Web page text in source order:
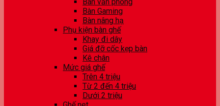
Bàn Gaming
Bàn nâng hạ
Phụ kiện bàn ghế
Khay đi dây
Giá đỡ cốc kẹp bàn
Kê chân
Mức giá ghế
Trên 4 triệu
Từ 2 đến 4 triệu
Dưới 2 triệu